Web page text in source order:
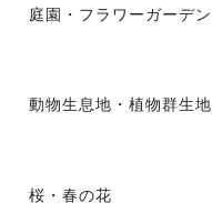
庭園・フラワーガーデン
動物生息地・植物群生地
桜・春の花